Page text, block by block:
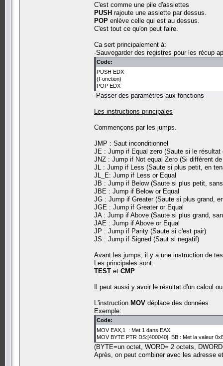
C'est comme une pile d'assiettes
PUSH rajoute une assiette par dessus.
POP enlève celle qui est au dessus.
C'est tout ce qu'on peut faire.
Ca sert principalement à:
-Sauvegarder des registres pour les récup
Code:
PUSH EDX
(Fonction)
POP EDX
-Passer des paramètres aux fonctions
Les instructions principales
Commençons par les jumps.
JMP : Saut inconditionnel
JE : Jump if Equal zero (Saute si le résultat
JNZ : Jump if Not equal Zero (Si différent
JL : Jump if Less (Saute si plus petit, en
JL_E: Jump if Less or Equal
JB : Jump if Below (Saute si plus petit,
JBE : Jump if Below or Equal
JG : Jump if Greater (Saute si plus grand,
JGE : Jump if Greater or Equal
JA : Jump if Above (Saute si plus grand,
JAE : Jump if Above or Equal
JP : Jump if Parity (Saute si c'est pair)
JS : Jump if Signed (Saut si negatif)
Avant les jumps, il y a une instruction de
Les principales sont:
TEST et CMP
Il peut aussi y avoir le résultat d'un calcul
L'instruction MOV déplace des données
Exemple:
Code:
MOV EAX,1 : Met 1 dans EAX
MOV BYTE PTR DS:[400040], BB : Met la valeur
(BYTE=un octet, WORD= 2 octets,
Après, on peut combiner avec les adresse